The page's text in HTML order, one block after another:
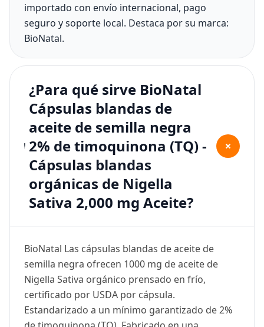
importado con envío internacional, pago
seguro y soporte local. Destaca por su marca:
BioNatal.
¿Para qué sirve BioNatal
Cápsulas blandas de
aceite de semilla negra
2% de timoquinona (TQ) -
Cápsulas blandas
orgánicas de Nigella
Sativa 2,000 mg Aceite?
+
BioNatal Las cápsulas blandas de aceite de
semilla negra ofrecen 1000 mg de aceite de
Nigella Sativa orgánico prensado en frío,
certificado por USDA por cápsula.
Estandarizado a un mínimo garantizado de 2%